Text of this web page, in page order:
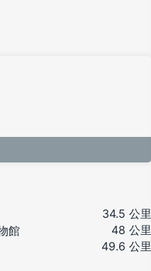
34.5 公里
館
48 公里
49.6 公里